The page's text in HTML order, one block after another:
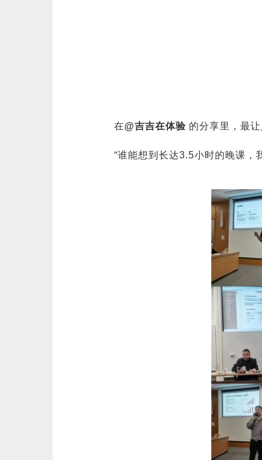
在@吉吉在体验 的分享里，最
“谁能想到长达3.5小时的晚课，